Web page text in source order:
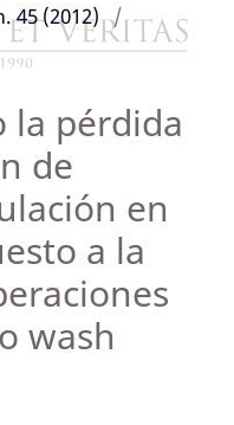
45 (2012) /
la pérdida
de
en
a la
wash